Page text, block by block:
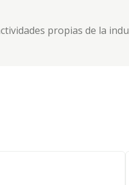
propias de la
y relaciones